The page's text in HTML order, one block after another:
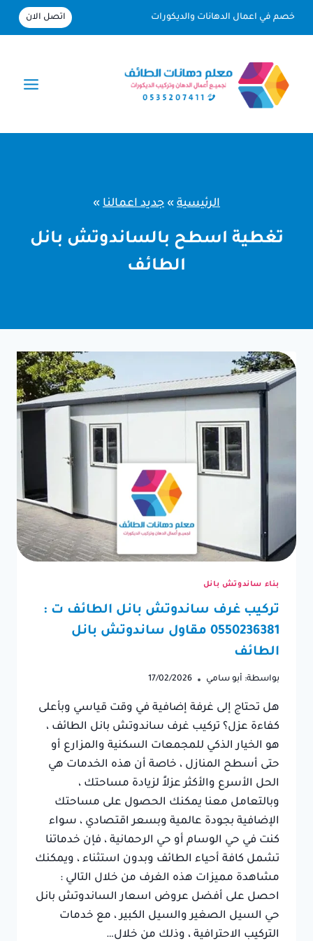
خصم في اعمال الدهانات والديكورات اتصل الان
الرئيسية » جديد اعمالنا »
تغطية اسطح بالساندوتش بانل
الطائف
بناء ساندوتش بانل
تركيب غرف ساندوتش بانل الطائف ت :
0550236381 مقاول ساندوتش بانل
الطائف
بواسطة: أبو سامي 17/02/2026
​هل تحتاج إلى غرفة إضافية في وقت قياسي وبأعلى
كفاءة عزل؟ تركيب غرف ساندوتش بانل الطائف ،
هو الخيار الذكي للمجمعات السكنية والمزارع أو
حتى أسطح المنازل ، خاصة أن هذه الخدمات هي
الحل الأسرع والأكثر عزلاً لزيادة مساحتك ،
وبالتعامل معنا يمكنك الحصول على مساحتك
الإضافية بجودة عالمية وبسعر اقتصادي ، سواء
كنت في حي الوسام أو حي الرحمانية ، فإن خدماتنا
تشمل كافة أحياء الطائف وبدون استثناء ، ويمكنك
مشاهدة مميزات هذه الغرف من خلال التالي :
احصل على أفضل عروض اسعار الساندوتش بانل
حي السيل الصغير والسيل الكبير ، مع خدمات
التركيب الاحترافية ، وذلك من خلال…